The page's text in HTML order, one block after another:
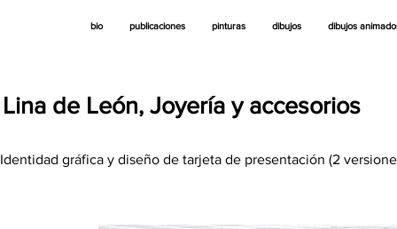
bio publicaciones pinturas dibujos dibujos
Lina de León, Joyería y accesorios
Identidad gráfica y diseño de tarjeta de presentación (2